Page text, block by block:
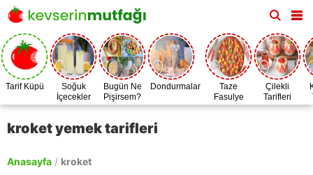
Tarif Küpü
Soğuk
İçecekler
Bugün Ne
Pişirsem?
Dondurmalar
Taze
Fasulye
Zamanı
Çilekli
Tarifleri
kroket yemek tarifleri
Anasayfa / kroket